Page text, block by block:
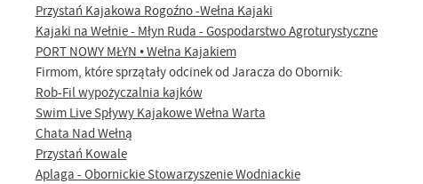
Przystań Kajakowa Rogoźno -Wełna Kajaki
Kajaki na Wełnie - Młyn Ruda - Gospodarstwo Agroturystyczne
PORT NOWY MŁYN • Wełna Kajakiem
Firmom, które sprzątały odcinek od Jaracza do Obornik:
Rob-Fil wypożyczalnia kajków
Swim Live Spływy Kajakowe Wełna Warta
Chata Nad Wełną
Przystań Kowale
Aplaga - Obornickie Stowarzyszenie Wodniackie